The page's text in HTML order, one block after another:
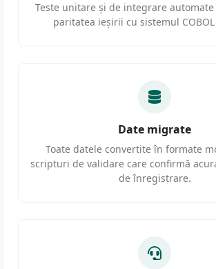
Teste unitare și de integrare
paritatea ieșirii cu sistemul
Date migrate
Toate datele convertite în formate
scripturi de validare care confirmă
de înregistrare.